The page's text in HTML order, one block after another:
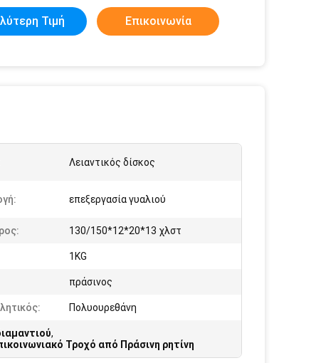
Τιμή Επικοινωνία
Λειαντικός δίσκος
επεξεργασία γυαλιού
130/150*12*20*13 χλστ
1KG
πράσινος
Πολυουρεθάνη
,
Τροχό από Πράσινη ρητίνη